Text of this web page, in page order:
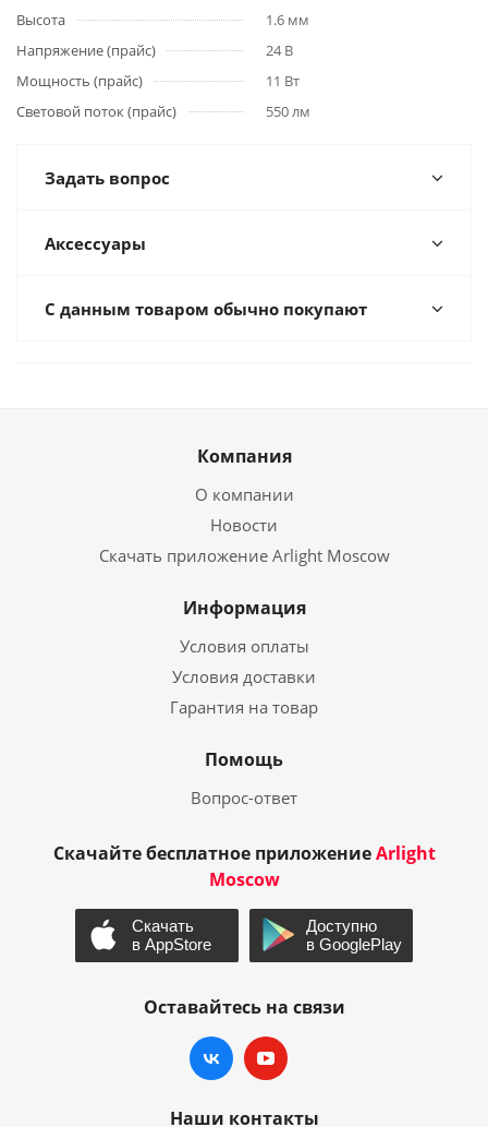
Высота
1.6 мм
Напряжение (прайс)
24 В
Мощность (прайс)
11 Вт
Световой поток (прайс)
550 лм
Задать вопрос
Аксессуары
С данным товаром обычно покупают
Компания
О компании
Новости
Скачать приложение Arlight Moscow
Информация
Условия оплаты
Условия доставки
Гарантия на товар
Помощь
Вопрос-ответ
Скачайте бесплатное приложениеArlight
Moscow
Оставайтесь на связи
Наши контакты